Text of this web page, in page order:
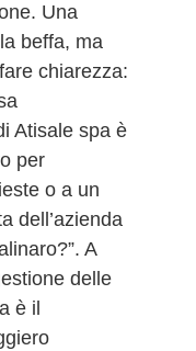
Una
beffa, ma
chiarezza:
Atisale spa è
per
o a un
dell’azienda
A
delle
è il